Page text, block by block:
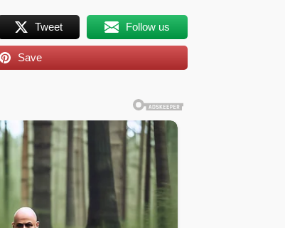
Tweet Follow us
Save